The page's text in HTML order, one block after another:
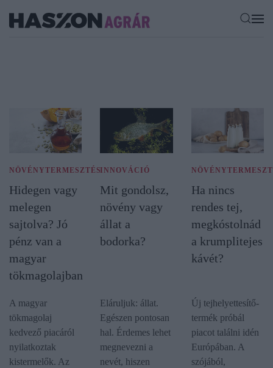
NÖVÉNYTERMESZTÉS
Hidegen vagy
melegen
sajtolva? Jó
pénz van a
magyar
tökmagolajban
A magyar
tökmagolaj
kedvező piacáról
nyilatkoztak
kistermelők. Az
INNOVÁCIÓ
Mit gondolsz,
növény vagy
állat a
bodorka?
Eláruljuk: állat.
Egészen pontosan
hal. Érdemes lehet
megnevezni a
nevét, hiszen
Ha nincs
rendes tej,
megkóstolnád
a krumplitejes
kávét?
Új tejhelyettesítő-
termék próbál
piacot találni idén
Európában. A
szójából,